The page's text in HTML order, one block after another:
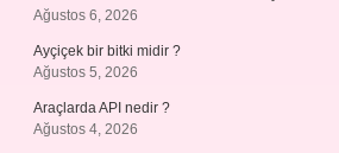
Ağustos 6, 2026
Ayçiçek bir bitki midir ?
Ağustos 5, 2026
Araçlarda API nedir ?
Ağustos 4, 2026